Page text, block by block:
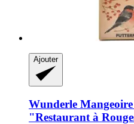
Ajouter
Wunderle
"Restaurant à